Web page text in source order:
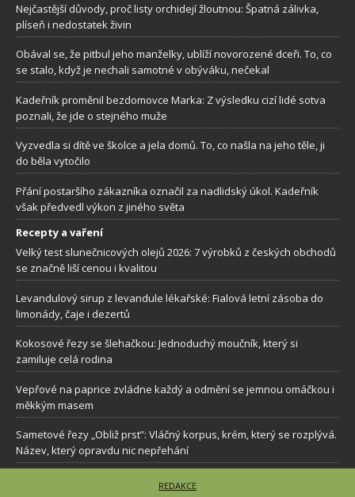
Nejčastější důvody, proč listy orchidejí žloutnou: Špatná zálivka,
plíseň i nedostatek živin
Obával se, že pitbul jeho manželky, ublíží novorozené dceři. To, co
se stalo, když je nechali samotné v obýváku, nečekal
Kadeřník proměnil bezdomovce Marka: Z výsledku cizí lidé sotva
poznali, že jde o stejného muže
Vyzvedla si dítě ve školce a jela domů. To, co našla na jeho těle, ji
do běla vytočilo
Přání postaršího zákazníka označil za nadlidský úkol. Kadeřník
však předvedl výkon z jiného světa
Recepty a vaření
Velký test slunečnicových olejů 2026: 7 výrobků z českých obchodů
se značně liší cenou i kvalitou
Levandulový sirup z levandule lékařské: Fialová letní zásoba do
limonády, čaje i dezertů
Kokosové řezy se šlehačkou: Jednoduchý moučník, který si
zamiluje celá rodina
Vepřové na paprice zvládne každý a odmění se jemnou omáčkou i
měkkým masem
Sametové řezy „Obliž prst”: Vláčný korpus, krém, který se rozplývá.
Název, který opravdu nic nepřehání
REDAKCE